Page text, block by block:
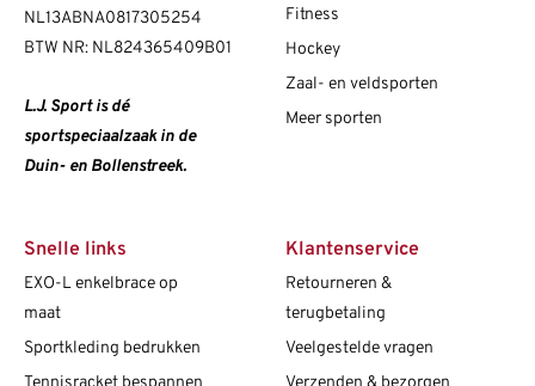
NL13ABNA0817305254
BTW NR: NL824365409B01
L.J. Sport is dé
sportspeciaalzaak in de
Duin- en Bollenstreek.
Fitness
Hockey
Zaal- en veldsporten
Meer sporten
Snelle links
EXO-L enkelbrace op
maat
Sportkleding bedrukken
Klantenservice
Retourneren &
terugbetaling
Veelgestelde vragen